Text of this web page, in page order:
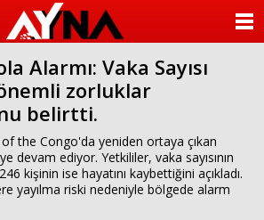
Alarmı: Vaka Sayısı
zorluklar
belirtti.
the Congo'da yeniden ortaya çıkan
devam ediyor. Yetkililer, vaka sayısının
kişinin ise hayatını kaybettiğini açıkladı.
yayılma riski nedeniyle bölgede alarm
KATEGORİLER
ANKETLER
FOTO GALERİ